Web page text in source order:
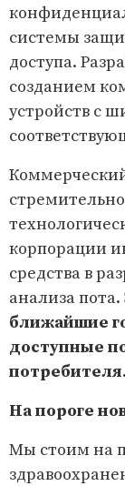
системы
доступа.
созданием
устройств с
корпорации
средства в
анализа пота.
ближайшие
доступные
потребителя.
На пороге
Мы стоим на